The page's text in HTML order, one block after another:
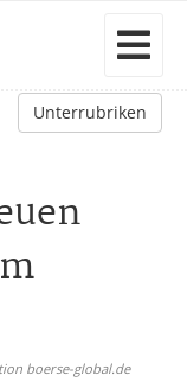
Unterrubriken
boerse-global.de